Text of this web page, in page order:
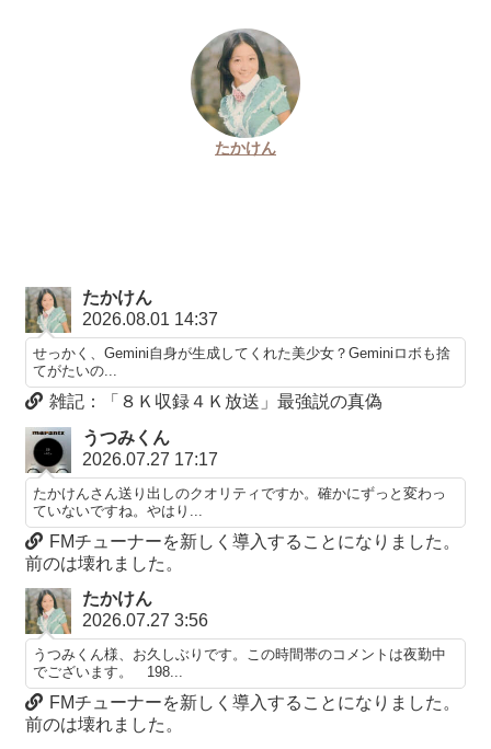
たかけん
たかけん
2026.08.01 14:37
せっかく、Gemini自身が生成してくれた美少女？Geminiロボも捨
てがたいの...
雑記：「８Ｋ収録４Ｋ放送」最強説の真偽
うつみくん
2026.07.27 17:17
たかけんさん送り出しのクオリティですか。確かにずっと変わっ
ていないですね。やはり...
FMチューナーを新しく導入することになりました。
前のは壊れました。
たかけん
2026.07.27 3:56
うつみくん様、お久しぶりです。この時間帯のコメントは夜勤中
でございます。 198...
FMチューナーを新しく導入することになりました。
前のは壊れました。